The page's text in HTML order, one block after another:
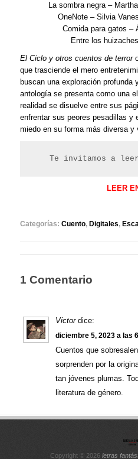
La sombra negra –
OneNote – Silvia
Comida para gatos –
Entre los
El Ciclo y otros cuentos de terror
que trasciende el mero
buscan una exploración profunda
antología se presenta como una
realidad se disuelve entre sus
enfrentar sus peores pesadillas y
miedo en su forma más diversa y
Te invitamos a
LEER
Categorías: Cuento, Digitales,
1 Comentario
Victor dice:
diciembre 5, 2023 a las
Cuentos que
sorprenden por la
tan jóvenes plumas.
literatura de género.
Copyright © 2026 letras